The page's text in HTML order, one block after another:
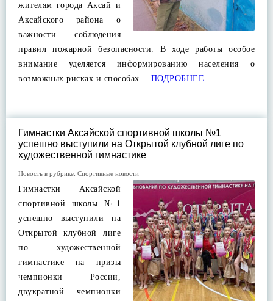
жителям города Аксай и
Аксайского района о
важности соблюдения
правил пожарной безопасности. В ходе работы особое
внимание уделяется информированию населения о
возможных рисках и способах… ПОДРОБНЕЕ
Гимнастки Аксайской спортивной школы №1
успешно выступили на Открытой клубной лиге по
художественной гимнастике
Новость в рубрике: Спортивные новости
Гимнастки Аксайской
спортивной школы №1
успешно выступили на
Открытой клубной лиге
по художественной
гимнастике на призы
чемпионки России,
двукратной чемпионки